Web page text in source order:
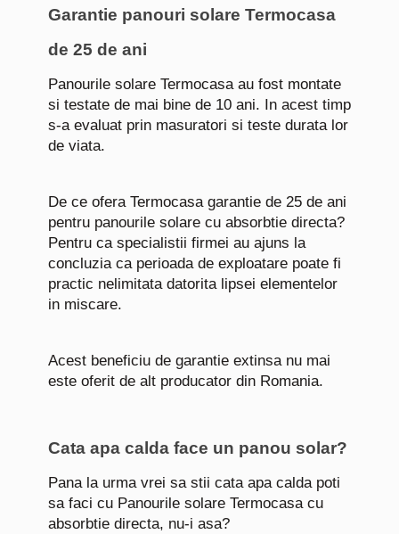
Garantie panouri solare Termocasa
de 25 de ani
Panourile solare Termocasa au fost montate
si testate de mai bine de 10 ani. In acest timp
s-a evaluat prin masuratori si teste durata lor
de viata.
De ce ofera Termocasa garantie de 25 de ani
pentru panourile solare cu absorbtie directa?
Pentru ca specialistii firmei au ajuns la
concluzia ca perioada de exploatare poate fi
practic nelimitata datorita lipsei elementelor
in miscare.
Acest beneficiu de garantie extinsa nu mai
este oferit de alt producator din Romania.
Cata apa calda face un panou solar?
Pana la urma vrei sa stii cata apa calda poti
sa faci cu Panourile solare Termocasa cu
absorbtie directa, nu-i asa?